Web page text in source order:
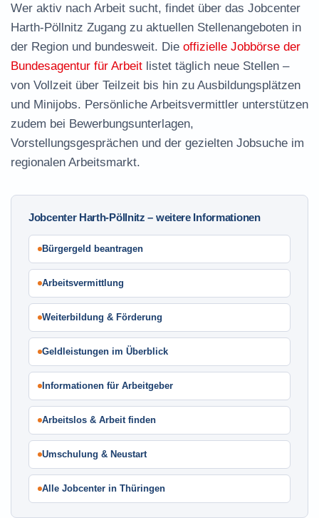
Wer aktiv nach Arbeit sucht, findet über das Jobcenter
Harth-Pöllnitz Zugang zu aktuellen Stellenangeboten in
der Region und bundesweit. Die offizielle Jobbörse der
Bundesagentur für Arbeit listet täglich neue Stellen –
von Vollzeit über Teilzeit bis hin zu Ausbildungsplätzen
und Minijobs. Persönliche Arbeitsvermittler unterstützen
zudem bei Bewerbungsunterlagen,
Vorstellungsgesprächen und der gezielten Jobsuche im
regionalen Arbeitsmarkt.
Jobcenter Harth-Pöllnitz – weitere Informationen
Bürgergeld beantragen
Arbeitsvermittlung
Weiterbildung & Förderung
Geldleistungen im Überblick
Informationen für Arbeitgeber
Arbeitslos & Arbeit finden
Umschulung & Neustart
Alle Jobcenter in Thüringen